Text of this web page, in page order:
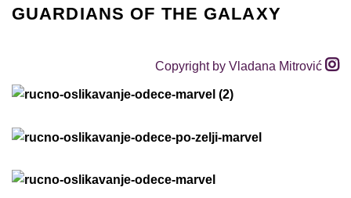
GUARDIANS OF THE GALAXY
Copyright by Vladana Mitrović